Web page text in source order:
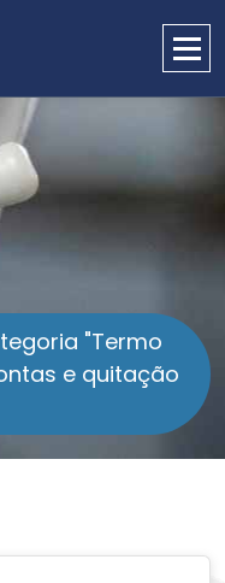
"Termo
e quitação